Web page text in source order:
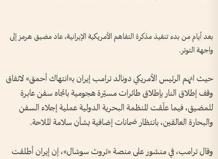
بعد أيام من بدء تنفيذ مذكرة التفاهم الأمريكية الإيرانية، عاد مضيق هرمز إلى
واجهة التوتر.
حيث اتهم الرئيس الأمريكي دونالد ترامب إيران بـ«انتهاك أحمق» لاتفاق
وقف إطلاق النار بإطلاق طائرات مسيّرة هجومية باتجاه سفن عابرة
للمضيق، فيما علّقت المنظمة البحرية الدولية عملية إجلاء السفن
والبحارة العالقين، بانتظار ضمانات إضافية بشأن سلامة الملاحة.
وقال ترامب، في منشور على منصة «تروث سوشال»، إن إيران أطلقت